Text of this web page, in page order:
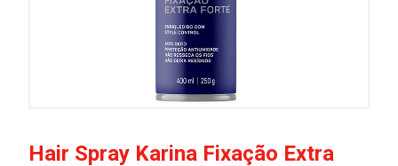
Hair Spray Karina Fixação Extra